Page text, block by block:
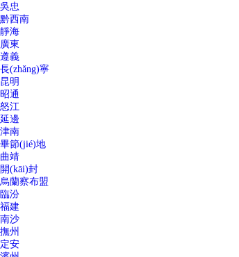
吳忠
黔西南
靜海
廣東
遵義
長(zhǎng)寧
昆明
昭通
怒江
延邊
津南
畢節(jié)地
曲靖
開(kāi)封
烏蘭察布盟
臨汾
福建
南沙
撫州
定安